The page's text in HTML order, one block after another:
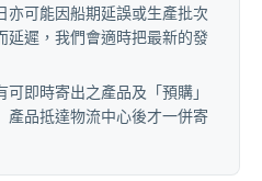
亦可能因船期延誤或生產批次
延遲，我們會適時把最新的發
即時寄出之產品及「預購」
產品抵達物流中心後才一併寄